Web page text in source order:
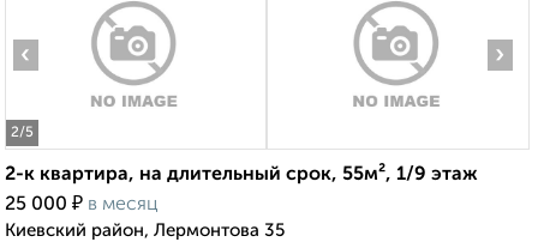
2/5
‹ ›
2-к квартира, на длительный срок, 55м², 1/9 этаж
25 000 ₽ в месяц
Киевский район, Лермонтова 35